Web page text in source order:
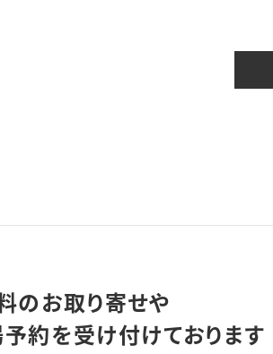
のお取り寄せや
約を受け付けております